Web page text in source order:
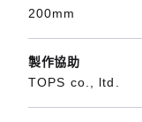
200mm
製作協助
TOPS co., ltd.